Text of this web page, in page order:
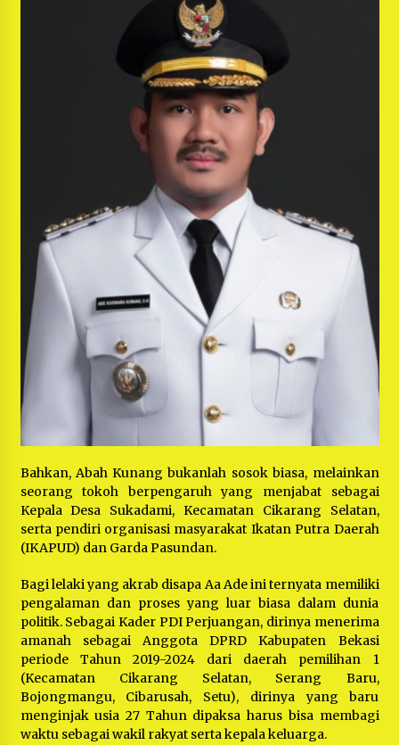
Bahkan, Abah Kunang bukanlah sosok biasa, melainkan
seorang tokoh berpengaruh yang menjabat sebagai
Kepala Desa Sukadami, Kecamatan Cikarang Selatan,
serta pendiri organisasi masyarakat Ikatan Putra Daerah
(IKAPUD) dan Garda Pasundan.
Bagi lelaki yang akrab disapa Aa Ade ini ternyata memiliki
pengalaman dan proses yang luar biasa dalam dunia
politik. Sebagai Kader PDI Perjuangan, dirinya menerima
amanah sebagai Anggota DPRD Kabupaten Bekasi
periode Tahun 2019-2024 dari daerah pemilihan 1
(Kecamatan Cikarang Selatan, Serang Baru,
Bojongmangu, Cibarusah, Setu), dirinya yang baru
menginjak usia 27 Tahun dipaksa harus bisa membagi
waktu sebagai wakil rakyat serta kepala keluarga.